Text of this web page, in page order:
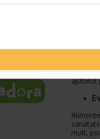
este
sa
ce va
varieze
ajutorul
mult,